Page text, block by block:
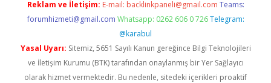
Reklam ve İletişim: E-mail: backlinkpaneli@gmail.com Teams:
forumhizmeti@gmail.com Whatsapp: 0262 606 0 726 Telegram:
@karabul
Yasal Uyarı: Sitemiz, 5651 Sayılı Kanun gereğince Bilgi Teknolojileri
ve İletişim Kurumu (BTK) tarafından onaylanmış bir Yer Sağlayıcı
olarak hizmet vermektedir. Bu nedenle, sitedeki içerikleri proaktif